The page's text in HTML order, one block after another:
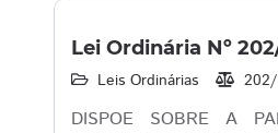
Lei Ordinária Nº
Leis Ordinárias
DISPOE SOBRE A